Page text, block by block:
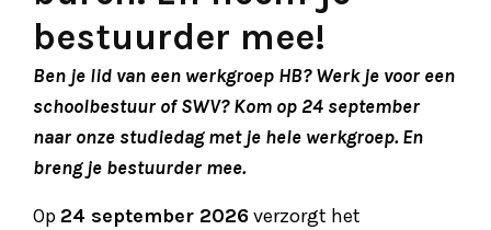
bestuurder mee!
Ben je lid van een werkgroep HB? Werk je voor een
schoolbestuur of SWV? Kom op 24 september
naar onze studiedag met je hele werkgroep. En
breng je bestuurder mee.
Op 24 september 2026 verzorgt het